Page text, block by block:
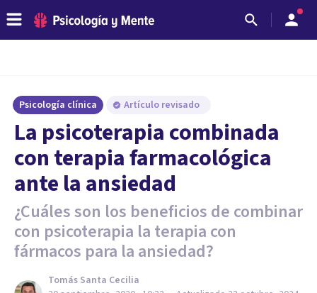
Psicología clínica Artículo revisado
La psicoterapia combinada
con terapia farmacológica
ante la ansiedad
¿Cuáles son los beneficios de combinar
con psicoterapia la terapia con
fármacos para la ansiedad?
Tomás Santa Cecilia